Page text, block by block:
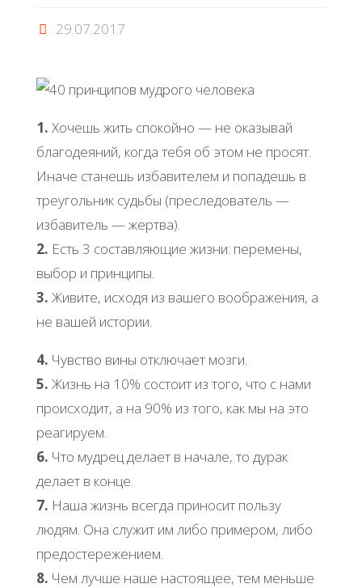
29.07.2017
1. Хочешь жить спокойно — не оказывай
благодеяний, когда тебя об этом не просят.
Иначе станешь избавителем и попадешь в
треугольник судьбы (преследователь —
избавитель — жертва).
2. Есть 3 составляющие жизни: перемены,
выбор и принципы.
3. Живите, исходя из вашего воображения, а
не вашей истории.
4. Чувство вины отключает мозги.
5. Жизнь на 10% состоит из того, что с нами
происходит, а на 90% из того, как мы на это
реагируем.
6. Что мудрец делает в начале, то дурак
делает в конце.
7. Наша жизнь всегда приносит пользу
людям. Она служит им либо примером, либо
предостережением.
8. Чем лучше наше настоящее, тем меньше